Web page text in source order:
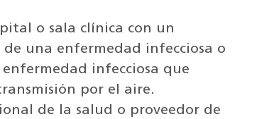
o sala clínica con un
una enfermedad infecciosa o
infecciosa que
por el aire.
de la salud o proveedor de